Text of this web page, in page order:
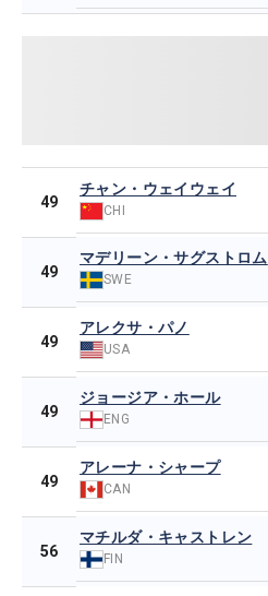
49
チャン・ウェイウェイ
CHI
49
マデリーン・サグストロム
SWE
49
アレクサ・パノ
USA
49
ジョージア・ホール
ENG
49
アレーナ・シャープ
CAN
56
マチルダ・キャストレン
FIN